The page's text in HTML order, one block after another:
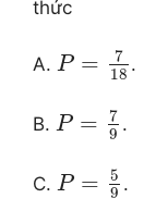
thức
A. P =
7
18 .
B. P =
7
9 .
C. P =
5
9 .